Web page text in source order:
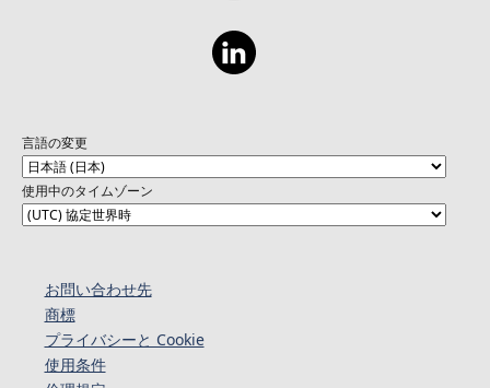
言語の変更
使用中のタイムゾーン
お問い合わせ先
商標
プライバシーと Cookie
使用条件